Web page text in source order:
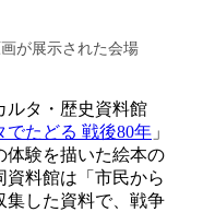
が展示された会場
タ・歴史資料館
でたどる 戦後80年 」
体験を描いた絵本の
資料館は「市民から
集した資料で、戦争